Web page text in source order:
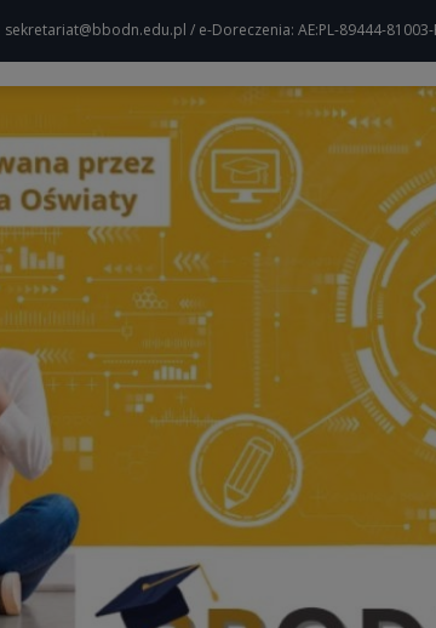
sekretariat@bbodn.edu.pl / e-Doreczenia: AE:PL-89444-81003-